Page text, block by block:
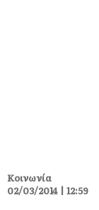
Κοινωνία
02/03/2014 | 12:59